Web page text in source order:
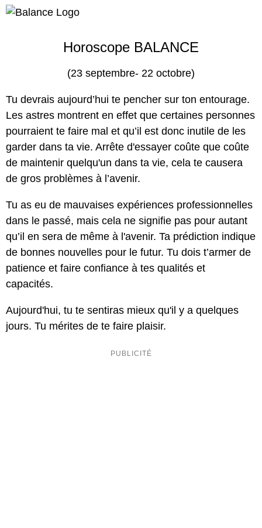
Horoscope BALANCE
(23 septembre- 22 octobre)
Tu devrais aujourd’hui te pencher sur ton entourage.
Les astres montrent en effet que certaines personnes
pourraient te faire mal et qu’il est donc inutile de les
garder dans ta vie. Arrête d'essayer coûte que coûte
de maintenir quelqu'un dans ta vie, cela te causera
de gros problèmes à l’avenir.
Tu as eu de mauvaises expériences professionnelles
dans le passé, mais cela ne signifie pas pour autant
qu’il en sera de même à l'avenir. Ta prédiction indique
de bonnes nouvelles pour le futur. Tu dois t’armer de
patience et faire confiance à tes qualités et
capacités.
Aujourd'hui, tu te sentiras mieux qu'il y a quelques
jours. Tu mérites de te faire plaisir.